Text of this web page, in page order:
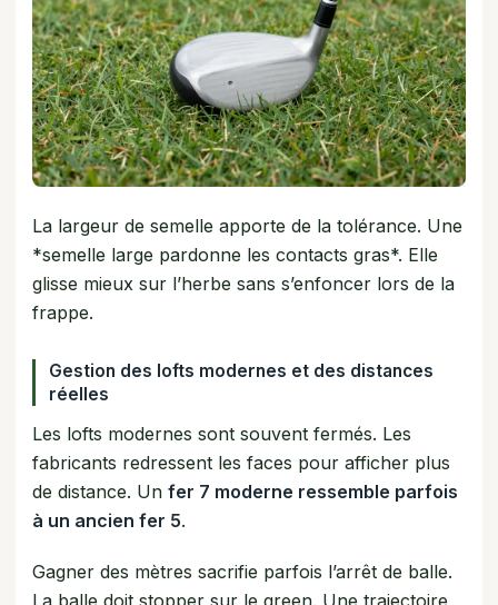
La largeur de semelle apporte de la tolérance. Une
*semelle large pardonne les contacts gras*. Elle
glisse mieux sur l’herbe sans s’enfoncer lors de la
frappe.
Gestion des lofts modernes et des distances
réelles
Les lofts modernes sont souvent fermés. Les
fabricants redressent les faces pour afficher plus
de distance. Un fer 7 moderne ressemble parfois
à un ancien fer 5.
Gagner des mètres sacrifie parfois l’arrêt de balle.